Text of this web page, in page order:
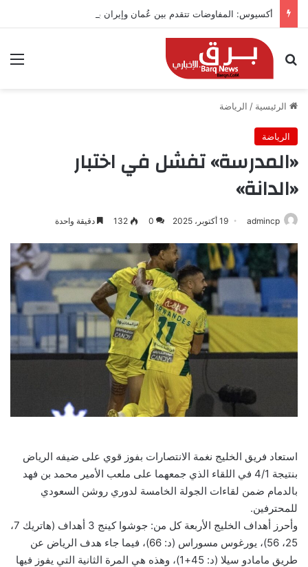
أكسيوس: المفاوضات تتقدم بين عُمان وإيران بشأن هرمز
بحث عن
الرئيسية / الرياضة
الرياضة
«المدرسة» تفشل في اختبار
«الدانة»
admincp 19 أكتوبر، 2025 0
132 دقيقة واحدة
استعاد فريق الخليج نغمة الانتصارات بفوز قوي على ضيفه الرياض
بنتيجة 4/1 في اللقاء الذي جمعهما على ملعب الأمير محمد بن فهد
بالدمام ضمن لقاءات الجولة الخامسة لدوري روشن السعودي
للمحترفين.
وأحرز أهداف الخليج الأربعة كل من: جوشوا كينج 3 أهداف (هاتريك 7،
25، 56)، يورغوس مسوراس (د: 66)، فيما جاء هدف الرياض عن
طريق مامادو سيلا (د: 45+1)، وهذه هي المرة الثانية التي يفوز فيها